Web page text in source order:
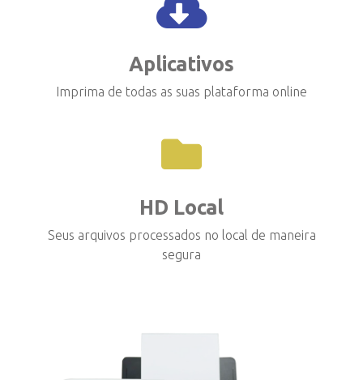
Aplicativos
Imprima de todas as suas plataforma online
HD Local
Seus arquivos processados no local de maneira
segura